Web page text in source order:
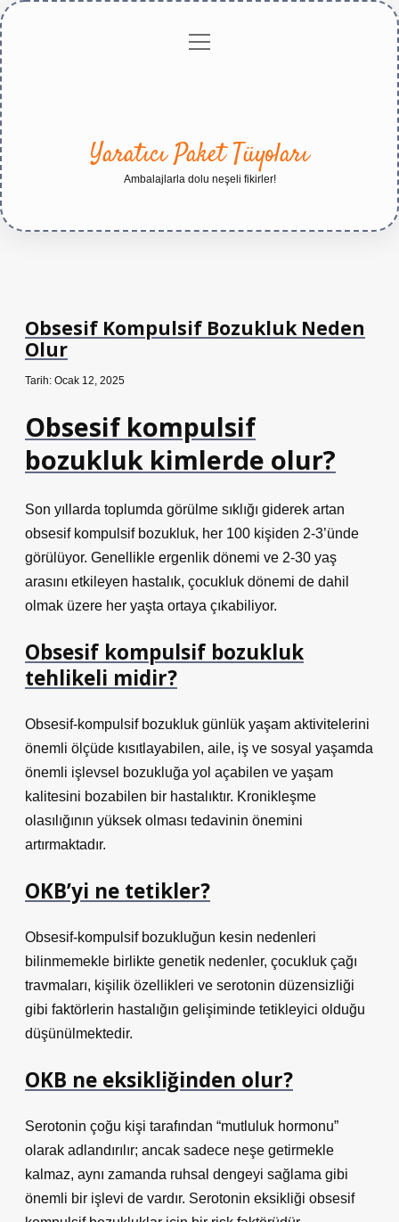
Gizlilikmenüyü
Yaratıcı Paket Tüyoları
Ambalajlarla dolu neşeli fikirler!
Obsesif Kompulsif Bozukluk Neden
Olur
Tarih: Ocak 12, 2025
Obsesif kompulsif
bozukluk kimlerde olur?
Son yıllarda toplumda görülme sıklığı giderek artan
obsesif kompulsif bozukluk, her 100 kişiden 2-3’ünde
görülüyor. Genellikle ergenlik dönemi ve 2-30 yaş
arasını etkileyen hastalık, çocukluk dönemi de dahil
olmak üzere her yaşta ortaya çıkabiliyor.
Obsesif kompulsif bozukluk
tehlikeli midir?
Obsesif-kompulsif bozukluk günlük yaşam aktivitelerini
önemli ölçüde kısıtlayabilen, aile, iş ve sosyal yaşamda
önemli işlevsel bozukluğa yol açabilen ve yaşam
kalitesini bozabilen bir hastalıktır. Kronikleşme
olasılığının yüksek olması tedavinin önemini
artırmaktadır.
OKB’yi ne tetikler?
Obsesif-kompulsif bozukluğun kesin nedenleri
bilinmemekle birlikte genetik nedenler, çocukluk çağı
travmaları, kişilik özellikleri ve serotonin düzensizliği
gibi faktörlerin hastalığın gelişiminde tetikleyici olduğu
düşünülmektedir.
OKB ne eksikliğinden olur?
Serotonin çoğu kişi tarafından “mutluluk hormonu”
olarak adlandırılır; ancak sadece neşe getirmekle
kalmaz, aynı zamanda ruhsal dengeyi sağlama gibi
önemli bir işlevi de vardır. Serotonin eksikliği obsesif